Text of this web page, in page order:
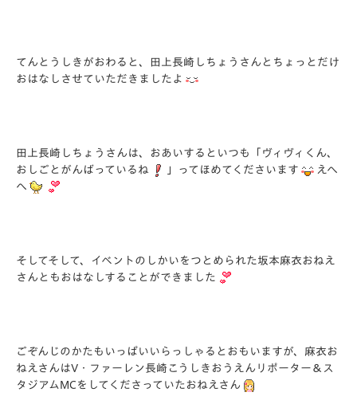
てんとうしきがおわると、田上長崎しちょうさんとちょっとだけ
おはなしさせていただきましたよ
田上長崎しちょうさんは、おあいするといつも「ヴィヴィくん、
おしごとがんばっているね
」ってほめてくださいます
えへ
へ
そしてそして、イベントのしかいをつとめられた坂本麻衣おねえ
さんともおはなしすることができました
ごぞんじのかたもいっぱいいらっしゃるとおもいますが、麻衣お
ねえさんはV・ファーレン長崎こうしきおうえんリポーター＆ス
タジアムMCをしてくださっていたおねえさん